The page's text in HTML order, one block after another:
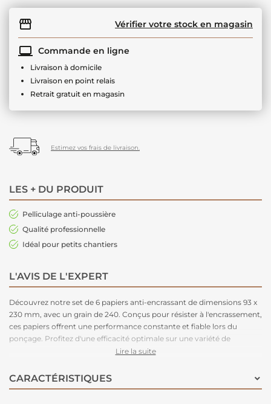
Vérifier votre stock en magasin
Commande en ligne
Livraison à domicile
Livraison en point relais
Retrait gratuit en magasin
Estimez vos frais de livraison.
LES + DU PRODUIT
Pelliculage anti-poussière
Qualité professionnelle
Idéal pour petits chantiers
L'AVIS DE L'EXPERT
Découvrez notre set de 6 papiers anti-encrassant de dimensions 93 x
230 mm, avec un grain de 240. Conçus pour résister à l'encrassement,
ces papiers offrent une performance constante et fiable lors du
ponçage. Profitez d'une efficacité optimale sur une variété de
surfaces. Avec ce set, obtenez des résultats impeccables et durables
Lire la suite
CARACTÉRISTIQUES